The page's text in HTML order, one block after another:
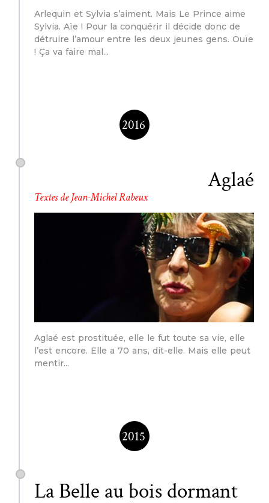
Arlequin et Sylvia s’aiment. Mais Le Prince aime
Sylvia. Aïe ! Pour la conquérir il décide donc de
détruire l’amour entre les deux jeunes gens. Ouïe
! Ça va faire mal
2016
Aglaé
Textes de Jean-Michel Rabeux
Aglaé est prostituée, elle le fut toute sa vie, elle
l’est encore. Elle a 70 ans, dit-elle. Mais elle peut
mentir
2015
La Belle au bois dormant